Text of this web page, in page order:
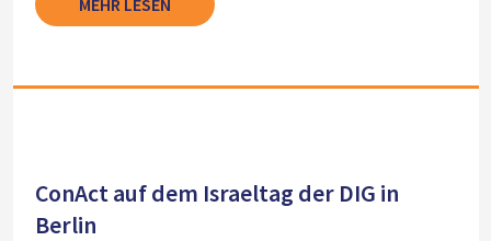
ConAct auf dem Israeltag der DIG in
Berlin